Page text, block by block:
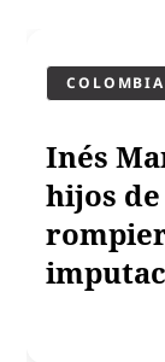
COLOMBIA
Inés
hijos